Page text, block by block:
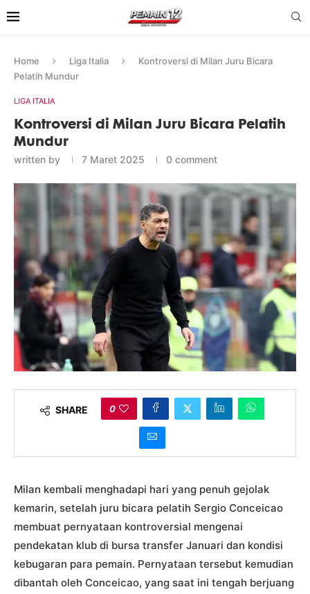
Home Liga Italia
Kontroversi di Milan Juru Bicara
Pelatih Mundur
LIGA ITALIA
Kontroversi di Milan Juru Bicara Pelatih
Mundur
written by 7 Maret 2025 0 comment
SHARE 0
Milan kembali menghadapi hari yang penuh gejolak
kemarin, setelah juru bicara pelatih Sergio Conceicao
membuat pernyataan kontroversial mengenai
pendekatan klub di bursa transfer Januari dan kondisi
kebugaran para pemain. Pernyataan tersebut kemudian
dibantah oleh Conceicao, yang saat ini tengah berjuang